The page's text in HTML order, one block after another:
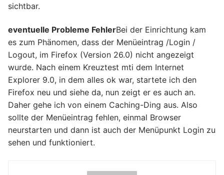
sichtbar.
eventuelle Probleme FehlerBei der Einrichtung kam
es zum Phänomen, dass der Menüeintrag /Login /
Logout, im Firefox (Version 26.0) nicht angezeigt
wurde. Nach einem Kreuztest mti dem Internet
Explorer 9.0, in dem alles ok war, startete ich den
Firefox neu und siehe da, nun zeigt er es auch an.
Daher gehe ich von einem Caching-Ding aus. Also
sollte der Menüeintrag fehlen, einmal Browser
neurstarten und dann ist auch der Menüpunkt Login zu
sehen und funktioniert.